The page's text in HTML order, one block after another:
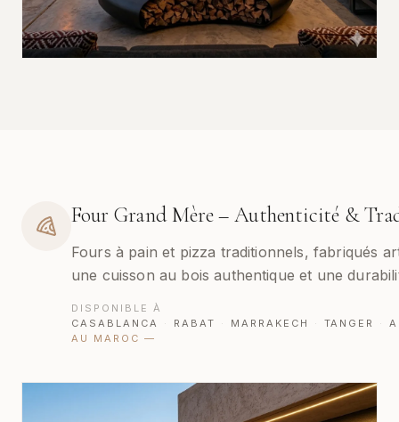
Four Grand Mère – Authenticité &
Fours à pain et pizza traditionnels, fabriqués
une cuisson au bois authentique et une
DISPONIBLE À
CASABLANCA
· RABAT · MARRAKECH · TANGER ·
AU MAROC —